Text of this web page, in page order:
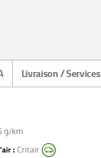
Livraison / Services
g/km
:Critair